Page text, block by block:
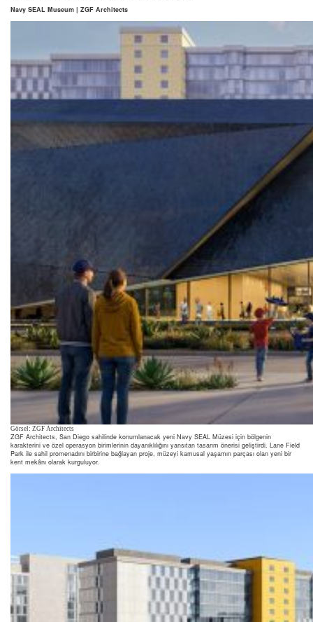
Navy SEAL Museum | ZGF Architects
Görsel: ZGF Architects
ZGF Architects, San Diego sahilinde konumlanacak yeni Navy SEAL Müzesi için bölgenin
karakterini ve özel operasyon birimlerinin dayanıklılığını yansıtan tasarım önerisi geliştirdi. Lane Field
Park ile sahil promenadını birbirine bağlayan proje, müzeyi kamusal yaşamın parçası olan yeni bir
kent mekânı olarak kurguluyor.